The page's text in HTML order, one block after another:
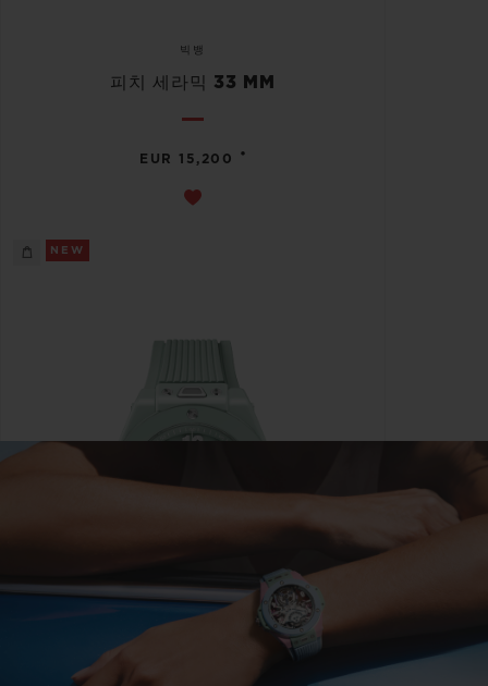
빅뱅
피치 세라믹 33 MM
EUR 15,200 •
NEW